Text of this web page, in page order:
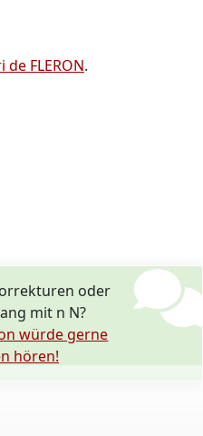
de FLERON.
oder
mit n N?
würde gerne
hören!